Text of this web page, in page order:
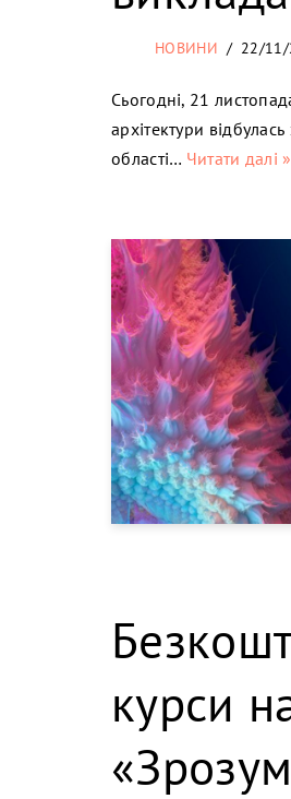
НОВИНИ 22/
Сьогодні, 21
архітектури
області… Читати далі »
курси